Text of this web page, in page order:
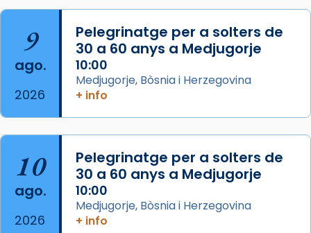
L’arquebisbe de Barcelona, el cardenal Joan
Josep Omella, ha presidit la missa i l’ha
concelebrat el bisbe auxiliar de Barcelona,
Mons. David Abadías.
📸 Dr. G. Simón
Foto
Arquebisbat de Barcelona
2 weeks ago
Memòria de les santes Juliana i
9
ago.
2026
Pelegrinatge per a solters de
30 a 60 anys a Medjugorje
10:00
Medjugorje, Bòsnia i Herzegovina
+ info
10
ago.
2026
Pelegrinatge per a solters de
30 a 60 anys a Medjugorje
10:00
Medjugorje, Bòsnia i Herzegovina
+ info